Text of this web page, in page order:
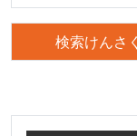
精密基板対基
クタ
シリーズ
検索けんさく